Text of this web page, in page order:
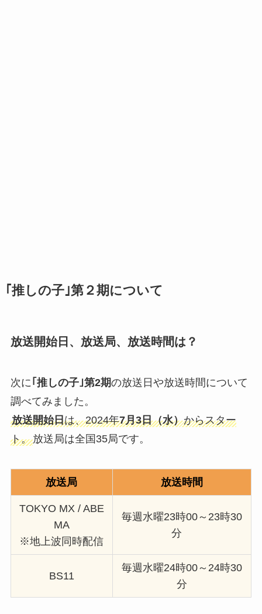
｢推しの子｣第２期について
放送開始日、放送局、放送時間は？
次に ｢推しの子｣第2期の放送日や放送時間について
調べてみました。
放送開始日は、2024年7月3日（水）からスター
ト。放送局は全国35局です。
放送局 放送時間
TOKYO MX / ABE
MA
※地上波同時配信
毎週水曜23時00～23時30
分
BS11
毎週水曜24時00～24時30
分